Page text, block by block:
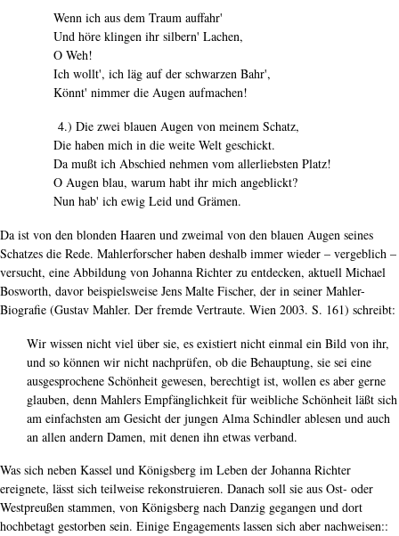
Wenn ich aus dem Traum auffahr'
Und höre klingen ihr silbern' Lachen,
O Weh!
Ich wollt', ich läg auf der schwarzen Bahr',
Könnt' nimmer die Augen aufmachen!
4.) Die zwei blauen Augen von meinem Schatz,
Die haben mich in die weite Welt geschickt.
Da mußt ich Abschied nehmen vom allerliebsten Platz!
O Augen blau, warum habt ihr mich angeblickt?
Nun hab' ich ewig Leid und Grämen.
Da ist von den blonden Haaren und zweimal von den blauen Augen seines
Schatzes die Rede. Mahlerforscher haben deshalb immer wieder – vergeblich –
versucht, eine Abbildung von Johanna Richter zu entdecken, aktuell Michael
Bosworth, davor beispielsweise Jens Malte Fischer, der in seiner Mahler-
Biografie (Gustav Mahler. Der fremde Vertraute. Wien 2003. S. 161) schreibt:
Wir wissen nicht viel über sie, es existiert nicht einmal ein Bild von ihr,
und so können wir nicht nachprüfen, ob die Behauptung, sie sei eine
ausgesprochene Schönheit gewesen, berechtigt ist, wollen es aber gerne
glauben, denn Mahlers Empfänglichkeit für weibliche Schönheit läßt sich
am einfachsten am Gesicht der jungen Alma Schindler ablesen und auch
an allen andern Damen, mit denen ihn etwas verband.
Was sich neben Kassel und Königsberg im Leben der Johanna Richter
ereignete, lässt sich teilweise rekonstruieren. Danach soll sie aus Ost- oder
Westpreußen stammen, von Königsberg nach Danzig gegangen und dort
hochbetagt gestorben sein. Einige Engagements lassen sich aber nachweisen::